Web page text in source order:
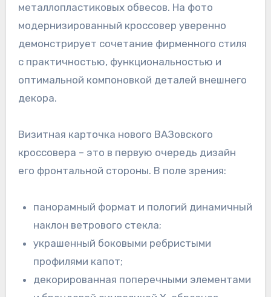
металлопластиковых обвесов. На фото
модернизированный кроссовер уверенно
демонстрирует сочетание фирменного стиля
с практичностью, функциональностью и
оптимальной компоновкой деталей внешнего
декора.
Визитная карточка нового ВАЗовского
кроссовера – это в первую очередь дизайн
его фронтальной стороны. В поле зрения:
панорамный формат и пологий динамичный
наклон ветрового стекла;
украшенный боковыми ребристыми
профилями капот;
декорированная поперечными элементами